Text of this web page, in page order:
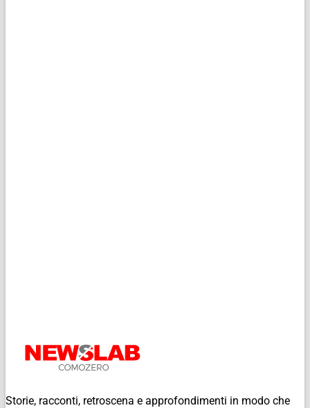
Storie, racconti, retroscena e approfondimenti in modo che